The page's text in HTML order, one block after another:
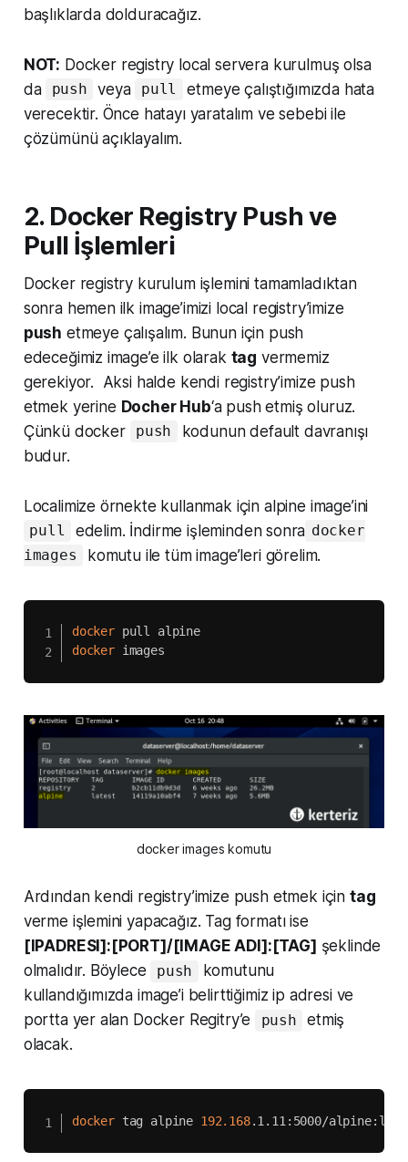
başlıklarda dolduracağız.
NOT: Docker registry local servera kurulmuş olsa
da
push veya pull
etmeye çalıştığımızda hata
verecektir. Önce hatayı yaratalım ve sebebi ile
çözümünü açıklayalım.
2. Docker Registry Push ve
Pull İşlemleri
Docker registry kurulum işlemini tamamladıktan
sonra hemen ilk image’imizi local registry’imize
push etmeye çalışalım. Bunun için push
edeceğimiz image’e ilk olarak tag vermemiz
gerekiyor. Aksi halde kendi registry’imize push
etmek yerine Docher Hub‘a push etmiş oluruz.
Çünkü docker
push
kodunun default davranışı
budur.
Localimize örnekte kullanmak için alpine image’ini
pull edelim. İndirme işleminden sonra docker
images
komutu ile tüm image’leri görelim.
docker
pull alpine
docker images
docker images komutu
Ardından kendi registry’imize push etmek için tag
verme işlemini yapacağız. Tag formatı ise
[IPADRESI]:[PORT]/[IMAGE ADI]:[TAG] şeklinde
olmalıdır. Böylece
push
komutunu
kullandığımızda image’i belirttiğimiz ip adresi ve
portta yer alan Docker Regitry’e
push
etmiş
olacak.
docker tag alpine 192.168.1.11:5000/